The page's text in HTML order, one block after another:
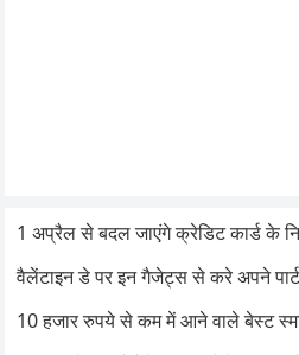
1 अप्रैल से बदल जाएंगे क्रेडिट कार्ड के
वैलेंटाइन डे पर इन गैजेट्स से करे अपने
10 हजार रुपये से कम में आने वाले बेस्ट